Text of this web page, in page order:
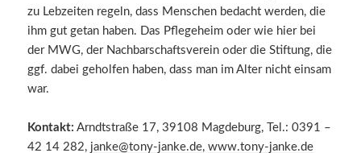
zu Lebzeiten regeln, dass Menschen bedacht werden, die
ihm gut getan haben. Das Pflegeheim oder wie hier bei
der MWG, der Nachbarschaftsverein oder die Stiftung, die
ggf. dabei geholfen haben, dass man im Alter nicht einsam
war.
Kontakt: Arndtstraße 17, 39108 Magdeburg, Tel.: 0391 –
42 14 282, janke@tony-janke.de,www.tony-janke.de